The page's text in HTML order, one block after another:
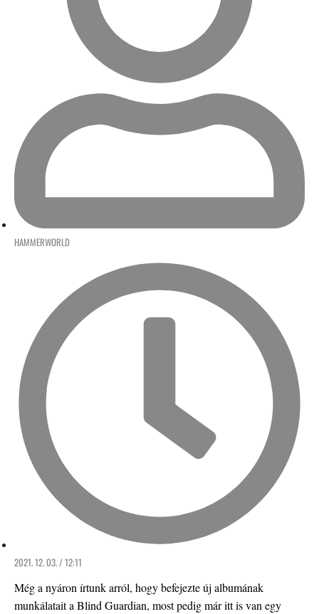
HAMMERWORLD
2021. 12. 03. / 12:11
Még a nyáron írtunk arról, hogy befejezte új albumának
munkálatait a Blind Guardian, most pedig már itt is van egy